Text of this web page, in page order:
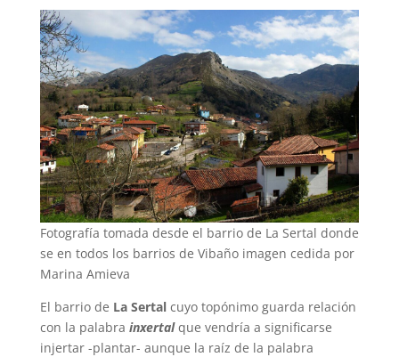
Fotografía tomada desde el barrio de La Sertal donde
se en todos los barrios de Vibaño imagen cedida por
Marina Amieva
El barrio de La Sertalcuyo topónimo guarda relación
con la palabra inxertalque vendría a significarse
injertar -plantar- aunque la raíz de la palabra